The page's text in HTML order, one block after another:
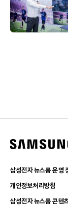
삼성전자 뉴스룸 운영
개인정보처리방침
삼성전자 뉴스룸 콘텐